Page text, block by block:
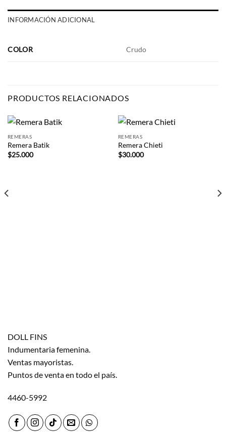
INFORMACIÓN ADICIONAL
COLOR Crudo
PRODUCTOS RELACIONADOS
REMERAS
Remera Batik
$25.000
REMERAS
Remera Chieti
$30.000
DOLL FINS
Indumentaria femenina.
Ventas mayoristas.
Puntos de venta en todo el país.
4460-5992